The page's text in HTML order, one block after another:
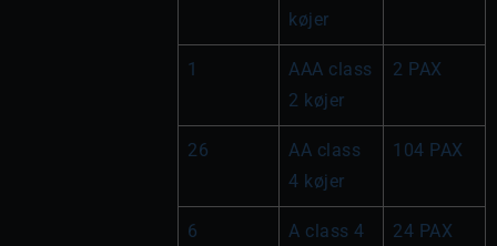
køjer
1
AAA class
2 køjer
2 PAX
26
AA class
4 køjer
104 PAX
6
A class 4
24 PAX